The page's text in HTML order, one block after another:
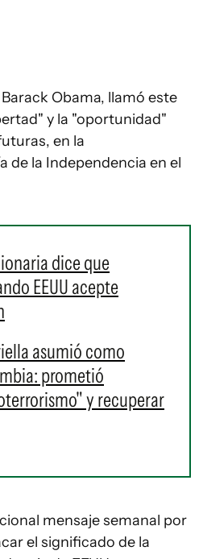
Obama, llamó este
y la "oportunidad"
en la
de la Independencia en el
dice que
EEUU acepte
asumió como
prometió
y recuperar
mensaje semanal por
el significado de la